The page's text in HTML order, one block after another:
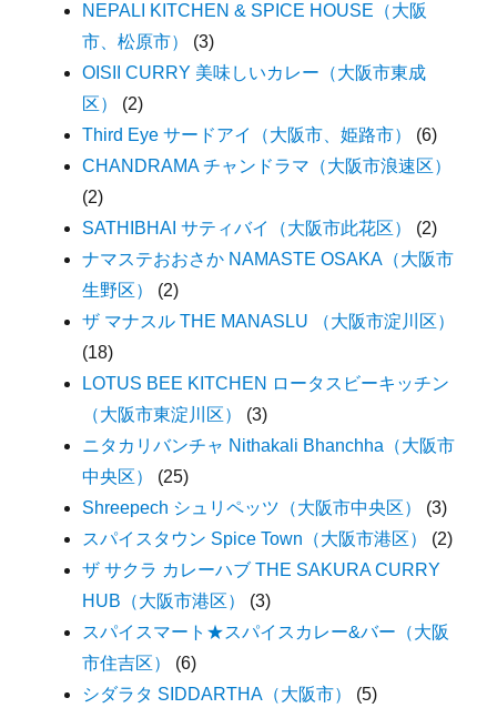
NEPALI KITCHEN & SPICE HOUSE（大阪
市、松原市）
(3)
OISII CURRY 美味しいカレー（大阪市東成
区）
(2)
Third Eye サードアイ（大阪市、姫路市）
(6)
CHANDRAMA チャンドラマ（大阪市浪速区）
(2)
SATHIBHAI サティバイ（大阪市此花区）
(2)
ナマステおおさか NAMASTE OSAKA（大阪市
生野区）
(2)
ザ マナスル THE MANASLU （大阪市淀川区）
(18)
LOTUS BEE KITCHEN ロータスビーキッチン
（大阪市東淀川区）
(3)
ニタカリバンチャ Nithakali Bhanchha（大阪市
中央区）
(25)
Shreepech シュリペッツ（大阪市中央区）
(3)
スパイスタウン Spice Town（大阪市港区）
(2)
ザ サクラ カレーハブ THE SAKURA CURRY
HUB（大阪市港区）
(3)
スパイスマート★スパイスカレー&バー（大阪
市住吉区）
(6)
シダラタ SIDDARTHA（大阪市）
(5)